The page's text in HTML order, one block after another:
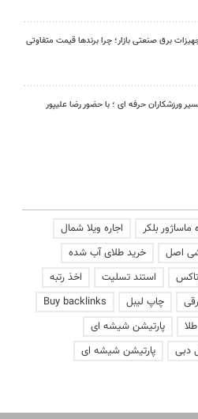
برق صنعتی بازار؛ چرا برندها قیمت متفاوتی
ورزشکاران حرفه ای ؛ با حضور رضا علیپور
بلکر
اجاره ویلا شمال
اصل
خرید طلای آب شده
استند تسلیت
اخذ رتبه
چاپ لیبل
Buy backlinks
پارتیشن شیشه ای
دبی پارتیشن شیشه ای